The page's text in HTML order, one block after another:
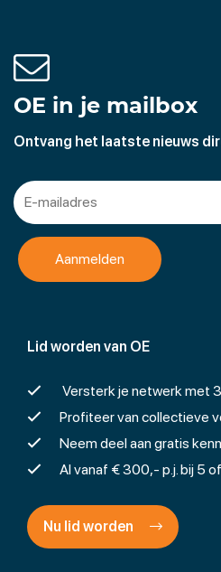
Lid worden van OE
Versterk je netwerk met
Profiteer van collectieve
Neem deel aan gratis
Al vanaf € 300,- p.j. bij 5
Nu lid worden
OE in je mailbox
Ontvang het laatste nieuws